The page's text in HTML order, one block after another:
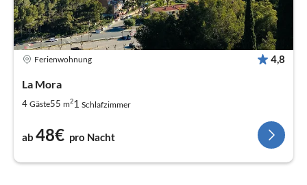
Ferienwohnung 4,8
La Mora
4 Gäste55 m21 Schlafzimmer
ab 48€ pro Nacht